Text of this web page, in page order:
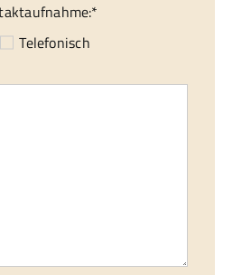
Telefonisch